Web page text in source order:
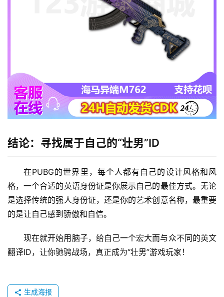
结论：寻找属于自己的“壮男”ID
在PUBG的世界里，每个人都有自己的设计风格和风
格，一个合适的英语身份证是你展示自己的最佳方式。无论
是选择传统的强人身份证，还是你的艺术创意名称，最重要
的是让自己感到骄傲和自信。
现在就开始用脑子，给自己一个宏大而与众不同的英文
翻译ID，让你驰骋战场，真正成为“壮男”游戏玩家！
生成海报